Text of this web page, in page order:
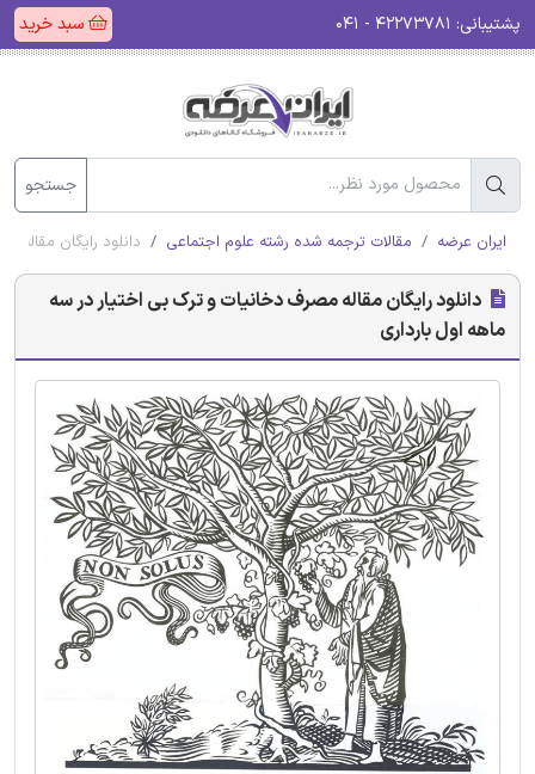
پشتیبانی: سبد خرید
جستجو
ایران عرضه مقالات ترجمه شده رشته علوم اجتماعی دانلود رایگان
دانلود رایگان مقاله مصرف دخانیات و ترک بی اختیار در سه
ماهه اول بارداری